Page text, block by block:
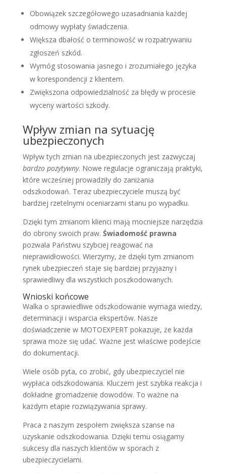
Obowiązek szczegółowego uzasadniania każdej
odmowy wypłaty świadczenia.
Większa dbałość o terminowość w rozpatrywaniu
zgłoszeń szkód.
Wymóg stosowania jasnego i zrozumiałego języka
w korespondencji z klientem.
Zwiększona odpowiedzialność za błędy w procesie
wyceny wartości szkody.
Wpływ zmian na sytuację
ubezpieczonych
Wpływ tych zmian na ubezpieczonych jest zazwyczaj
bardzo pozytywny. Nowe regulacje ograniczają praktyki,
które wcześniej prowadziły do zaniżania
odszkodowań. Teraz ubezpieczyciele muszą być
bardziej rzetelnymi oceniarzami stanu po wypadku.
Dzięki tym zmianom klienci mają mocniejsze narzędzia
do obrony swoich praw. Świadomość prawna
pozwala Państwu szybciej reagować na
nieprawidłowości. Wierzymy, że dzięki tym zmianom
rynek ubezpieczeń staje się bardziej przyjazny i
sprawiedliwy dla wszystkich poszkodowanych.
Wnioski końcowe
Walka o sprawiedliwe odszkodowanie wymaga wiedzy,
determinacji i wsparcia ekspertów. Nasze
doświadczenie w MOTOEXPERT pokazuje, że każda
sprawa może się udać. Ważne jest właściwe podejście
do dokumentacji.
Wiele osób pyta, co zrobić, gdy ubezpieczyciel nie
wypłaca odszkodowania. Kluczem jest szybka reakcja i
dokładne gromadzenie dowodów. To ważne na
każdym etapie rozwiązywania sprawy.
Praca z naszym zespołem zwiększa szanse na
uzyskanie odszkodowania. Dzięki temu osiągamy
sukcesy dla naszych klientów w sporach z
ubezpieczycielami.